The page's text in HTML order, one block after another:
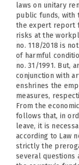
laws on unitary
public funds, with
the expert report
risks at the
no. 118/2018 is
of harmful
no. 31/1991. But,
conjunction with
enshrines the
measures,
From the
follows that, in
leave, it is
according to Law
strictly the
several questions